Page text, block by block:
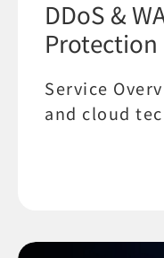
DDoS &
Protection
Service
and cloud